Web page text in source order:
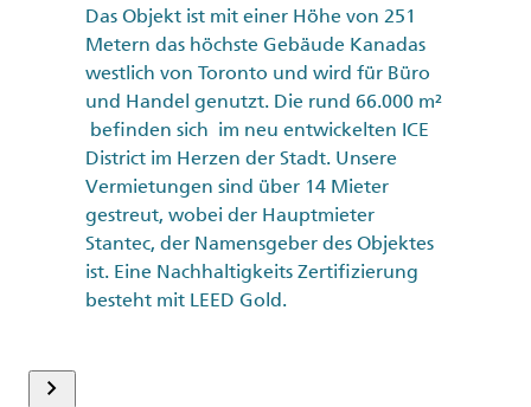
Das Objekt ist mit einer Höhe von 251
Metern das höchste Gebäude Kanadas
westlich von Toronto und wird für Büro
und Handel genutzt. Die rund 66.000 m²
befinden sich im neu entwickelten ICE
District im Herzen der Stadt. Unsere
Vermietungen sind über 14 Mieter
gestreut, wobei der Hauptmieter
Stantec, der Namensgeber des Objektes
ist. Eine Nachhaltigkeits Zertifizierung
besteht mit LEED Gold.
keyboard_arrow_right